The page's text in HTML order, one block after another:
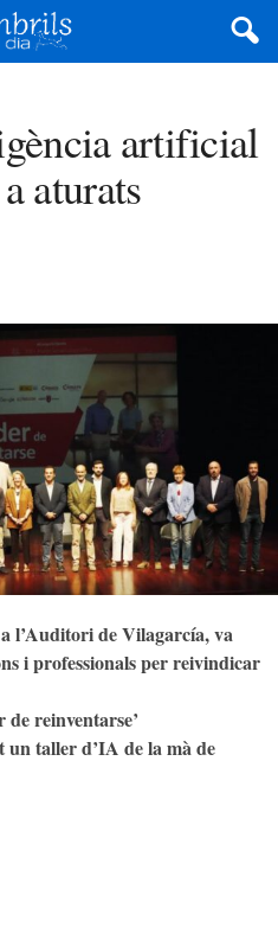
artificial
aturats
l’Auditori de Vilagarcía, va
i professionals per reivindicar
reinventarse’
un taller d’IA de la mà de